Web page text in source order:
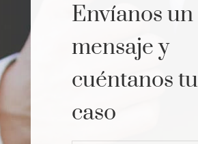
Envíanos un
mensaje y
cuéntanos tu
caso